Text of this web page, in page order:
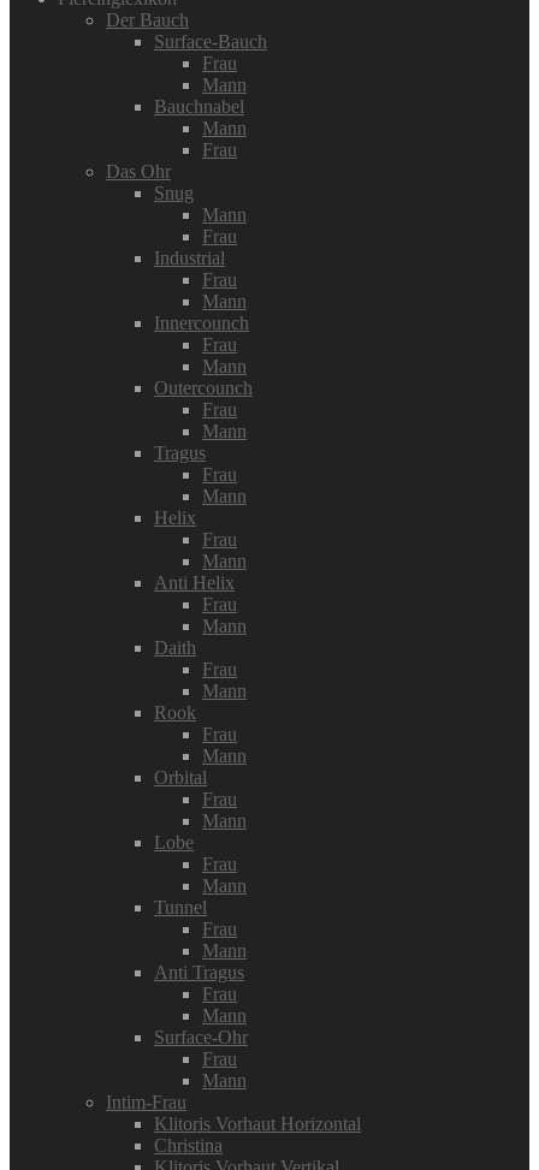
Der Bauch
Surface-Bauch
Frau
Mann
Bauchnabel
Mann
Frau
Das Ohr
Snug
Mann
Frau
Industrial
Frau
Mann
Innercounch
Frau
Mann
Outercounch
Frau
Mann
Tragus
Frau
Mann
Helix
Frau
Mann
Anti Helix
Frau
Mann
Daith
Frau
Mann
Rook
Frau
Mann
Orbital
Frau
Mann
Lobe
Frau
Mann
Tunnel
Frau
Mann
Anti Tragus
Frau
Mann
Surface-Ohr
Frau
Mann
Intim-Frau
Klitoris Vorhaut Horizontal
Christina